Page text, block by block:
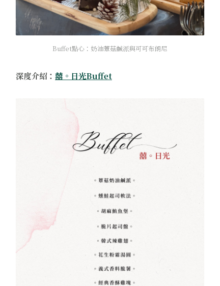
Buffet點心：奶油蕈菇鹹派與可可布朗尼
深度介紹： 囍。日光Buffet